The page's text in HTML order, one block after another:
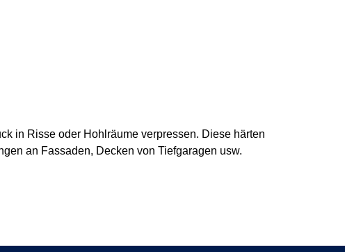
in Risse oder Hohlräume verpressen. Diese härten
an Fassaden, Decken von Tiefgaragen usw.